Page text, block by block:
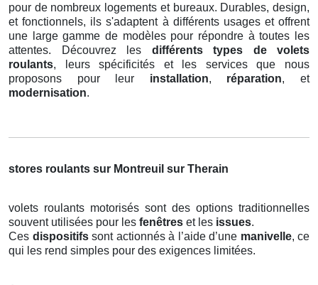
pour de nombreux logements et bureaux. Durables, design,
et fonctionnels, ils s'adaptent à différents usages et offrent
une large gamme de modèles pour répondre à toutes les
attentes. Découvrez les différents types de volets
roulants, leurs spécificités et les services que nous
proposons pour leur installation, réparation, et
modernisation.
stores roulants sur Montreuil sur Therain
volets roulants motorisés sont des options traditionnelles
souvent utilisées pour les fenêtres et les issues.
Ces dispositifssont actionnés à l’aide d’une manivelle, ce
qui les rend simples pour des exigences limitées.